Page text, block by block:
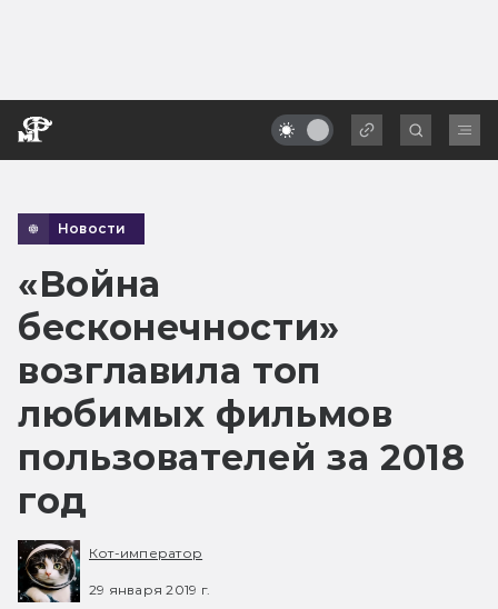
Новости
«Война
бесконечности»
возглавила топ
любимых фильмов
пользователей за 2018
год
Кот-император
29 января 2019 г.